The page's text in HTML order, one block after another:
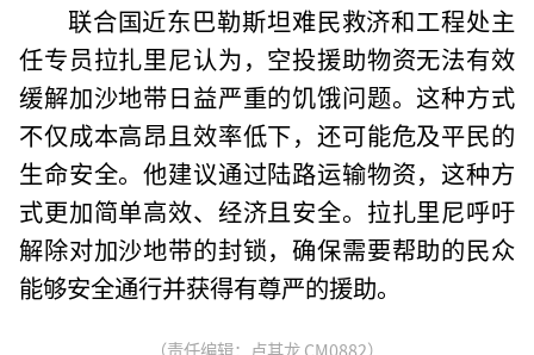
联合国近东巴勒斯坦难民救济和工程处主
任专员拉扎里尼认为，空投援助物资无法有效
缓解加沙地带日益严重的饥饿问题。这种方式
不仅成本高昂且效率低下，还可能危及平民的
生命安全。他建议通过陆路运输物资，这种方
式更加简单高效、经济且安全。拉扎里尼呼吁
解除对加沙地带的封锁，确保需要帮助的民众
能够安全通行并获得有尊严的援助。
（责任编辑：卢其龙 CM0882）